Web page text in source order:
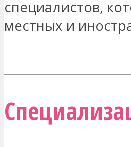
специалистов,
местных и